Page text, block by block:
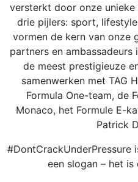
versterkt door onze
drie pijlers: sport,
vormen de kern van onze
partners en
de meest prestigieuze
samenwerken met TAG
Formula One-team, de
Monaco, het Formule E-
Patrick
#DontCrackUnderPressure
een slogan – het is